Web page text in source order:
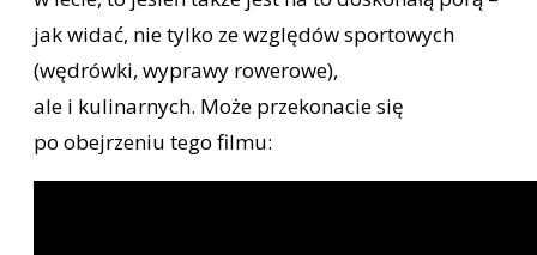
jak widać, nie tylko ze względów sportowych
(wędrówki, wyprawy rowerowe),
ale i kulinarnych. Może przekonacie się
po obejrzeniu tego filmu: